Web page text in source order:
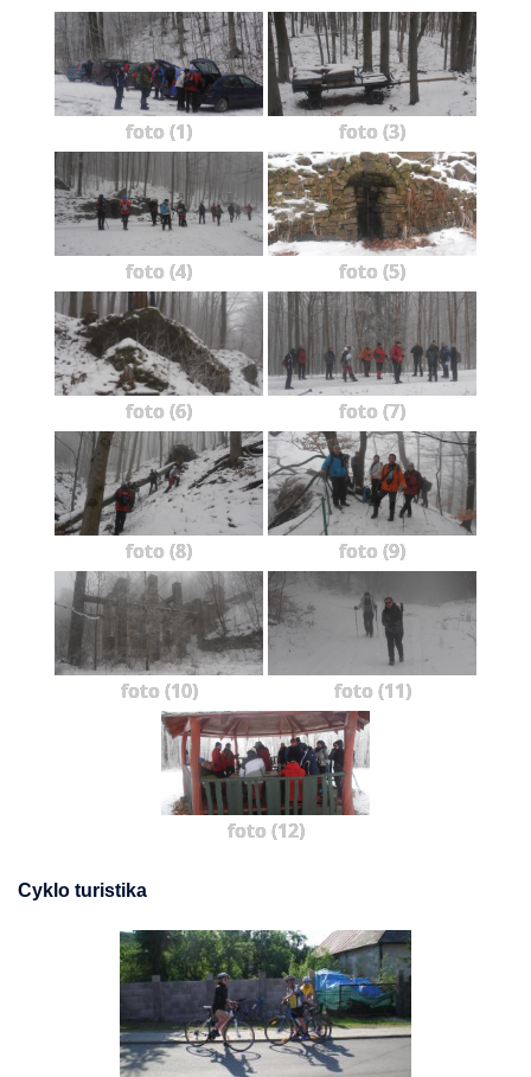
foto (1) foto (3)
foto (4) foto (5)
foto (6) foto (7)
foto (8) foto (9)
foto (10) foto (11)
foto (12)
Cyklo turistika